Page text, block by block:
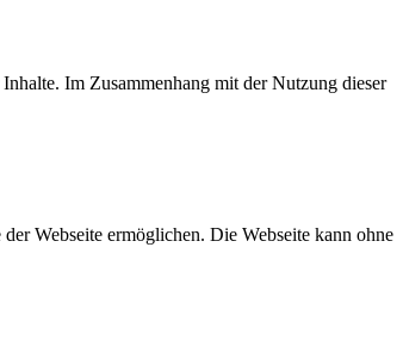
Im Zusammenhang mit der Nutzung dieser
Webseite ermöglichen. Die Webseite kann ohne